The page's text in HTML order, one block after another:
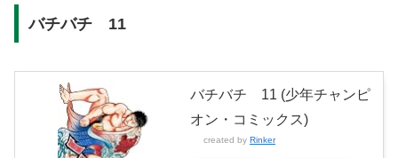
バチバチ 11
バチバチ 11 (少年チャンピ
オン・コミックス)
created by Rinker